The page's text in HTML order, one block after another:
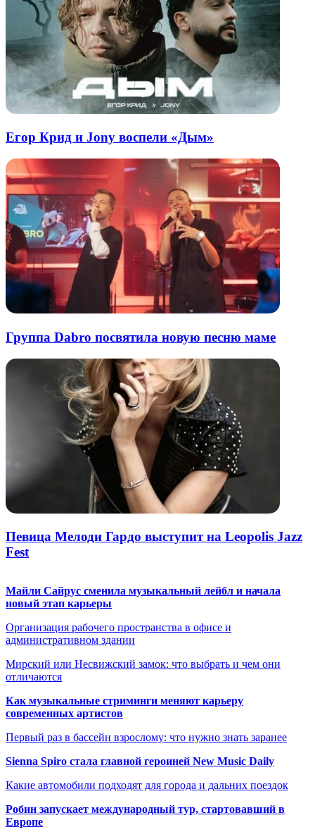
Егор Крид и Jony воспели «Дым»
Группа Dabro посвятила новую песню маме
Певица Мелоди Гардо выступит на Leopolis Jazz
Fest
Майли Сайрус сменила музыкальный лейбл и начала
новый этап карьеры
Организация рабочего пространства в офисе и
административном здании
Мирский или Несвижский замок: что выбрать и чем они
отличаются
Как музыкальные стриминги меняют карьеру
современных артистов
Первый раз в бассейн взрослому: что нужно знать заранее
Sienna Spiro стала главной героиней New Music Daily
Какие автомобили подходят для города и дальних поездок
Робин запускает международный тур, стартовавший в
Европе